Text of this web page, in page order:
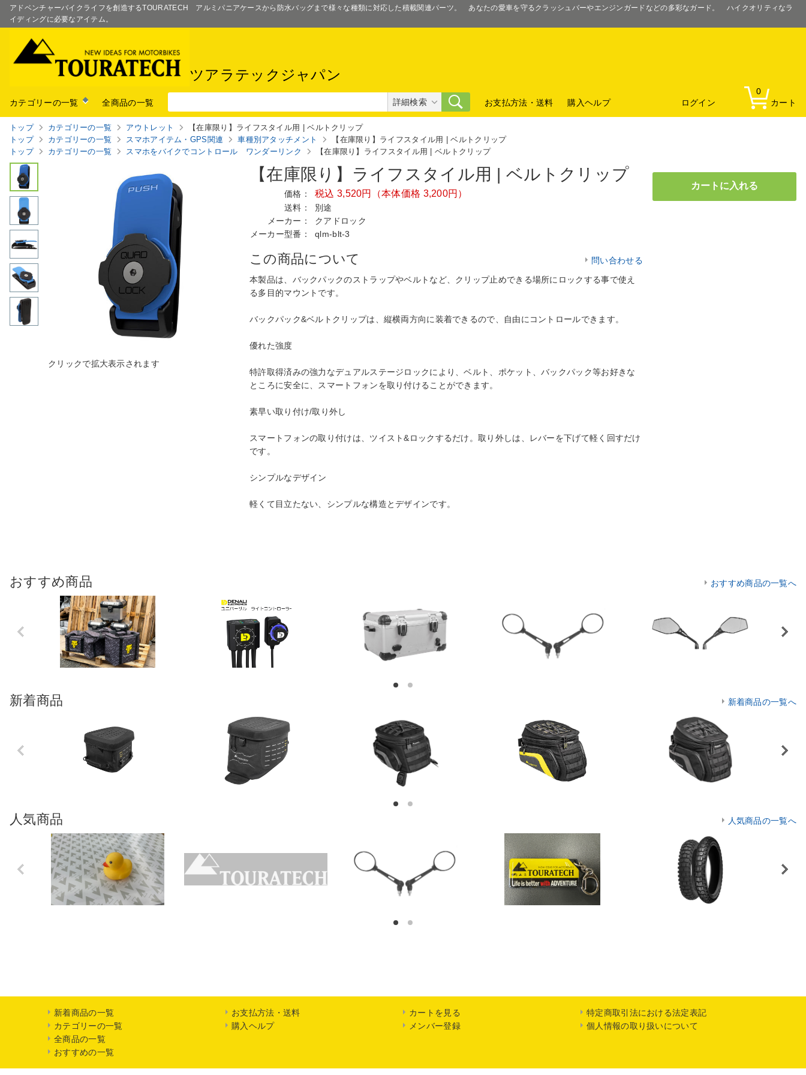
アドベンチャーバイクライフを創造するTOURATECH アルミパニアケースから防水バッグまで様々な種類に対応した積載関連パーツ。 あなたの愛車を守るクラッシュバーやエンジンガードなどの多彩なガード。 ハイクオリティなラ
イディングに必要なアイテム。
ツアラテックジャパン
カテゴリーの一覧 全商品の一覧 ログイン カート
0
お支払方法・送料
購入ヘルプ
詳細検索
トップ カテゴリーの一覧 アウトレット
【在庫限り】ライフスタイル用 | ベルトクリップ
トップ
カテゴリーの一覧 スマホアイテム・GPS関連 車種別アタッチメント
【在庫限り】ライフスタイル用 | ベルトクリップ
トップ
カテゴリーの一覧 スマホをバイクでコントロール ワ ンダーリンク 【在庫限り】ライフスタイル用 | ベルトクリップ
【在庫限り】ライフスタイル用 | ベルトクリップ
価格： 税込 3,520円（本体価格 3,200円）
送料：
別途
メーカー：
クアドロック
メーカー型番：
qlm-blt-3
この商品について
問い合わせる
本製品は、バックパックのストラップやベルトなど、クリップ止めできる場所にロックする事で使え
る多目的マウントです。
バックパック&ベルトクリップは、縦横両方向に装着できるので、自由にコントロールできます。
優れた強度
特許取得済みの強力なデュアルステージロックにより、ベルト、ポケット、バックパック等お好きな
ところに安全に、スマートフォンを取り付けることができます。
素早い取り付け/取り外し
スマートフォンの取り付けは、ツイスト&ロックするだけ。取り外しは、レバーを下げて軽く回すだけ
です。
シンプルなデザイン
軽くて目立たない、シンプルな構造とデザインです。
おすすめ商品 おすすめ商品の一覧へ
Previo
us
Next
1 2
新着商品 新着商品の一覧へ
Previo
us
Next
1 2
人気商品 人気商品の一覧へ
Previo
us
Next
1 2
新着商品の一覧
カテゴリーの一覧
全商品の一覧
おすすめの一覧
お支払方法・送料
購入ヘルプ
カートを見る
メンバー登録
特定商取引法における法定表記
個人情報の取り扱いについて